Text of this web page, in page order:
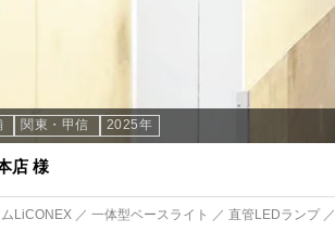
関東・甲信 2025年
店 様
LiCONEX ／ 一体型ベースライト ／ 直管LEDランプ